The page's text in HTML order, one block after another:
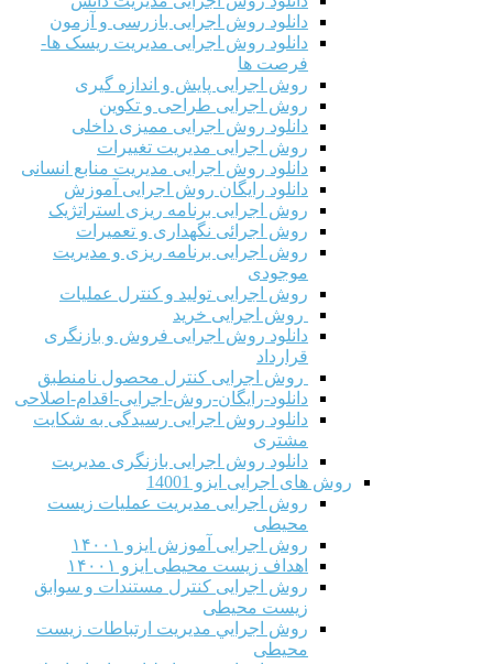
دانلود روش اجرایی بازرسی و آزمون
دانلود روش اجرایی مدیریت ریسک ها-
فرصت ها
روش اجرایی پایش و اندازه گیری
روش اجرایی طراحی و تکوین
دانلود روش اجرایی ممیزی داخلی
روش اجرایی مدیریت تغییرات
دانلود روش اجرایی مدیریت منابع انسانی
دانلود رایگان روش اجرایی آموزش
روش اجرایی برنامه ریزی استراتژیک
روش اجرائی نگهداری و تعمیرات
روش اجرایی برنامه ریزی و مدیریت
موجودی
روش اجرایی تولید و کنترل عملیات
روش اجرایی خرید
دانلود روش اجرایی فروش و بازنگری
قرارداد
روش اجرایی کنترل محصول نامنطبق
دانلود-رایگان-روش-اجرایی-اقدام-اصلاحی
دانلود روش اجرایی رسیدگی به شکایت
مشتری
دانلود روش اجرایی بازنگری مدیریت
روش های اجرایی ایزو 14001
روش اجرایی مدیریت عملیات زیست
محیطی
روش اجرایی آموزش ایزو ۱۴۰۰۱
اهداف زیست محیطی ایزو ۱۴۰۰۱
روش اجرایی کنترل مستندات و سوابق
زیست محیطی
روش اجرايي مدیریت ارتباطات زیست
محیطی